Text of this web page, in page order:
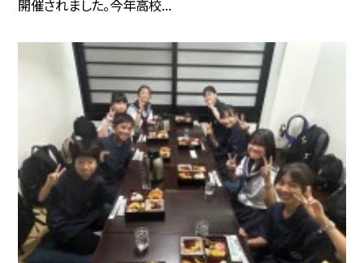
開催されました。今年高校...